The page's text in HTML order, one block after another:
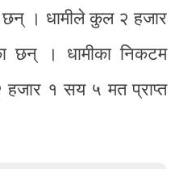
। धामीले कुल २ हजार
छन् । धामीका निकटम
हजार १ सय ५ मत प्राप्त